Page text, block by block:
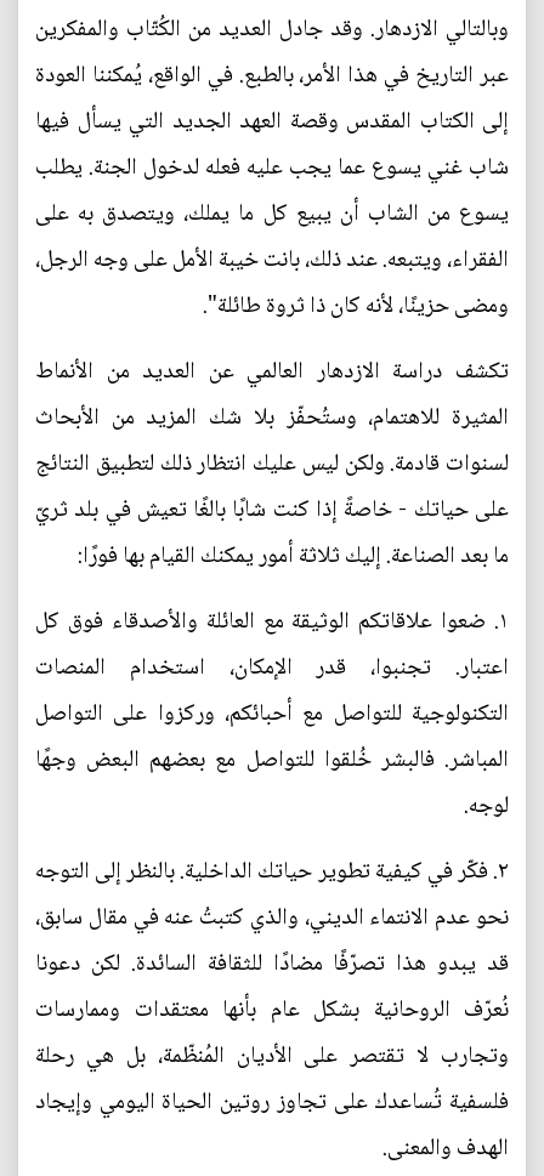
وبالتالي الازدهار. وقد جادل العديد من الكُتّاب والمفكرين
عبر التاريخ في هذا الأمر، بالطبع. في الواقع، يُمكننا العودة
إلى الكتاب المقدس وقصة العهد الجديد التي يسأل فيها
شاب غني يسوع عما يجب عليه فعله لدخول الجنة. يطلب
يسوع من الشاب أن يبيع كل ما يملك، ويتصدق به على
الفقراء، ويتبعه. عند ذلك، بانت خيبة الأمل على وجه الرجل،
ومضى حزينًا، لأنه كان ذا ثروة طائلة".
تكشف دراسة الازدهار العالمي عن العديد من الأنماط
المثيرة للاهتمام، وستُحفّز بلا شك المزيد من الأبحاث
لسنوات قادمة. ولكن ليس عليك انتظار ذلك لتطبيق النتائج
على حياتك - خاصةً إذا كنت شابًا بالغًا تعيش في بلد ثريّ
ما بعد الصناعة. إليك ثلاثة أمور يمكنك القيام بها فورًا:
١. ضعوا علاقاتكم الوثيقة مع العائلة والأصدقاء فوق كل
اعتبار. تجنبوا، قدر الإمكان، استخدام المنصات
التكنولوجية للتواصل مع أحبائكم، وركزوا على التواصل
المباشر. فالبشر خُلقوا للتواصل مع بعضهم البعض وجهًا
لوجه.
٢. فكّر في كيفية تطوير حياتك الداخلية. بالنظر إلى التوجه
نحو عدم الانتماء الديني، والذي كتبتُ عنه في مقال سابق،
قد يبدو هذا تصرّفًا مضادًا للثقافة السائدة. لكن دعونا
نُعرّف الروحانية بشكل عام بأنها معتقدات وممارسات
وتجارب لا تقتصر على الأديان المُنظّمة، بل هي رحلة
فلسفية تُساعدك على تجاوز روتين الحياة اليومي وإيجاد
الهدف والمعنى.